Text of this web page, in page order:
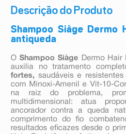
Descrição do Produto
Shampoo Siàge Dermo
antiqueda
OShampoo Siàge Dermo Hair
auxilia no tratamento
fortes, saudáveis e
com Minoxi-Amenil e Vit-10-
na raiz do problema,
multidimensional: atua
ancorador contra a queda
comprimento do fio
resultados eficazes desde o